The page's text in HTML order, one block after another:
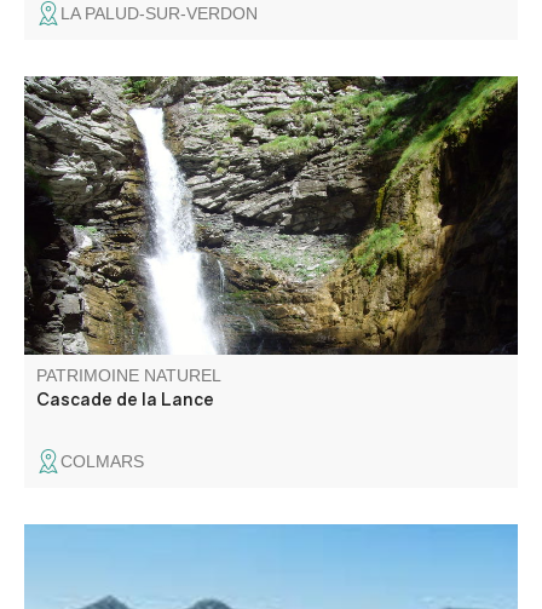
LA PALUD-SUR-VERDON
Cascade située à 20 minutes du village. promenade
familiale.
PATRIMOINE NATUREL
Cascade de la Lance
COLMARS
trouve le rocher de Chabrimand.